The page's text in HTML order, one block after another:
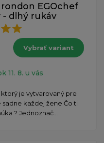
EGOchef
dlhý rukáv
Vybrať variant
11. 8. u vás
je vytvarovaný pre
každej žene Čo ti
? Jednoznač...